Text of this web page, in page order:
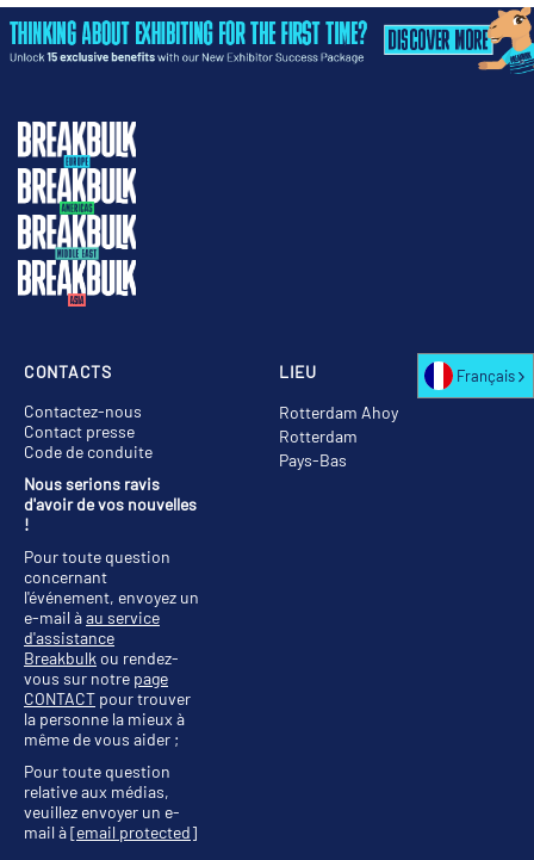
LIEU
Rotterdam Ahoy
Rotterdam
Pays-Bas
CONTACTS
Contactez-nous
Contact presse
Code de conduite
Nous serions ravis
d'avoir de vos nouvelles
!
Pour toute question
concernant
l'événement, envoyez un
e-mail àau service
d'assistance
Breakbulk ou rendez-
vous sur notre page
CONTACT pour trouver
la personne la mieux à
même de vous aider ;
Pour toute question
relative aux médias,
veuillez envoyer un e-
mail à[email protected]
Français